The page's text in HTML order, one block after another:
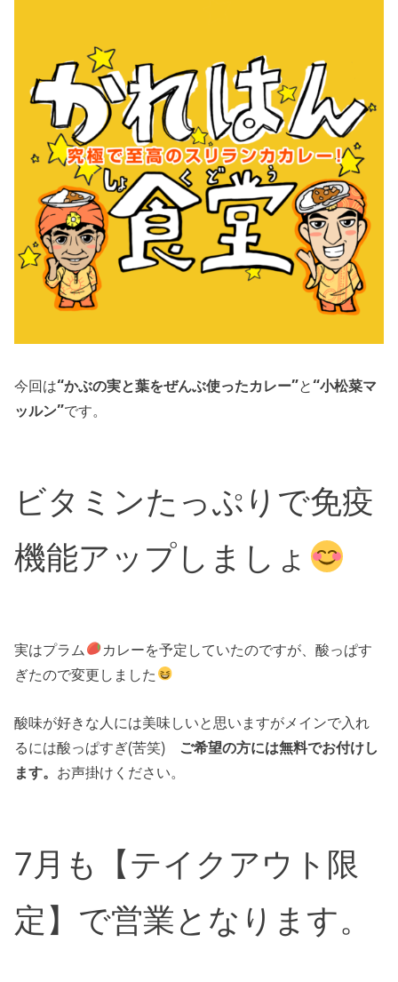
今回は“かぶの実と葉をぜんぶ使ったカレー”と“小松菜マ
ッルン”です。
ビタミンたっぷりで免疫
機能アップしましょ
実はプラム
カレーを予定していたのですが、酸っぱす
ぎたので変更しました
酸味が好きな人には美味しいと思いますがメインで入れ
るには酸っぱすぎ(苦笑) ご希望の方には無料でお付けし
ます。 お声掛けください。
7月も【テイクアウト限
定】で営業となります。